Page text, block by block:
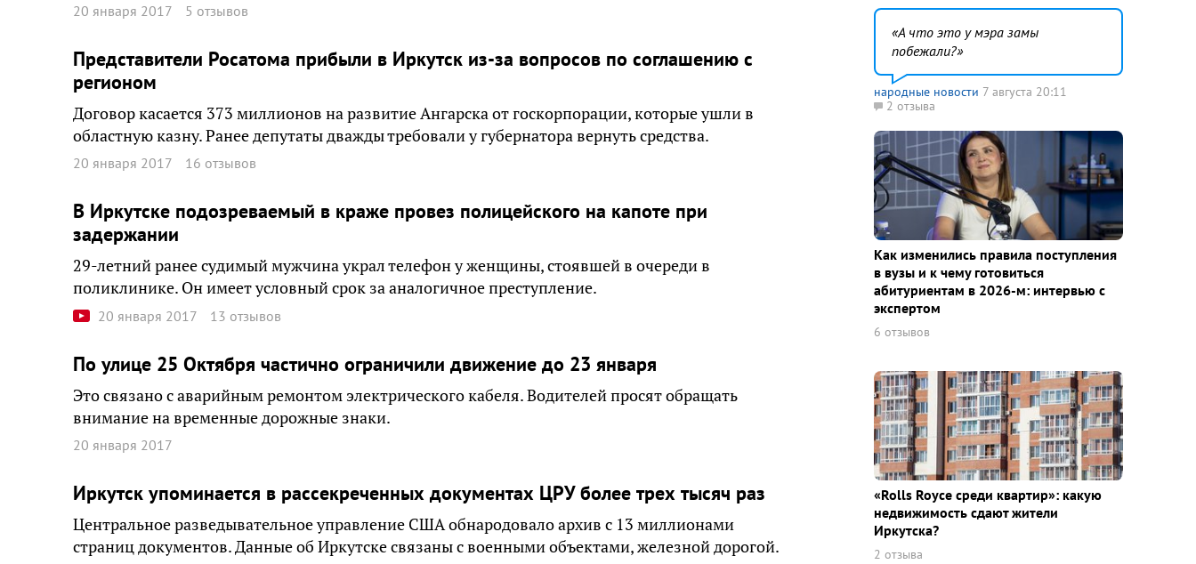
20 января 2017 5 отзывов
Представители Росатома прибыли в Иркутск из-за вопросов по соглашению с
регионом
Договор касается 373 миллионов на развитие Ангарска от госкорпорации, которые ушли в
областную казну. Ранее депутаты дважды требовали у губернатора вернуть средства.
20 января 2017 16 отзывов
В Иркутске подозреваемый в краже провез полицейского на капоте при
задержании
29-летний ранее судимый мужчина украл телефон у женщины, стоявшей в очереди в
поликлинике. Он имеет условный срок за аналогичное преступление.
20 января 2017 13 отзывов
По улице 25 Октября частично ограничили движение до 23 января
Это связано с аварийным ремонтом электрического кабеля. Водителей просят обращать
внимание на временные дорожные знаки.
20 января 2017
Иркутск упоминается в рассекреченных документах ЦРУ более трех тысяч раз
Центральное разведывательное управление США обнародовало архив с 13 миллионами
страниц документов. Данные об Иркутске связаны с военными объектами, железной дорогой.
А что это у мэра замы
побежали?
народные новости 7 августа 20:11
2 отзыва
Как изменились правила поступления
в вузы и к чему готовиться
абитуриентам в 2026-м: интервью с
экспертом
6 отзывов
«Rolls Royce среди квaртир»: какую
недвижимость сдают жители
Иркутска?
2 отзыва